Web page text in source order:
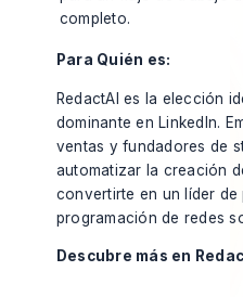
completo.
Para Quién es:
RedactAI es la elección
dominante en LinkedIn.
ventas y fundadores de
automatizar la creación
convertirte en un líder de
programación de redes
Descubre más en